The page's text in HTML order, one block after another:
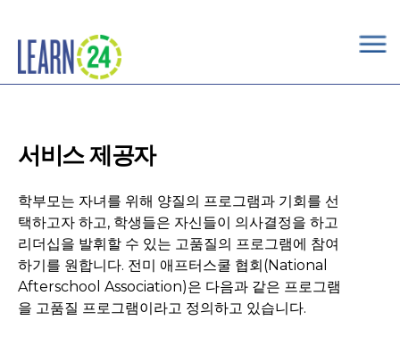
×
서비스 제공자
학부모는 자녀를 위해 양질의 프로그램과 기회를 선
택하고자 하고, 학생들은 자신들이 의사결정을 하고
리더십을 발휘할 수 있는 고품질의 프로그램에 참여
하기를 원합니다. 전미 애프터스쿨 협회(National
Afterschool Association)은 다음과 같은 프로그램
을 고품질 프로그램이라고 정의하고 있습니다.